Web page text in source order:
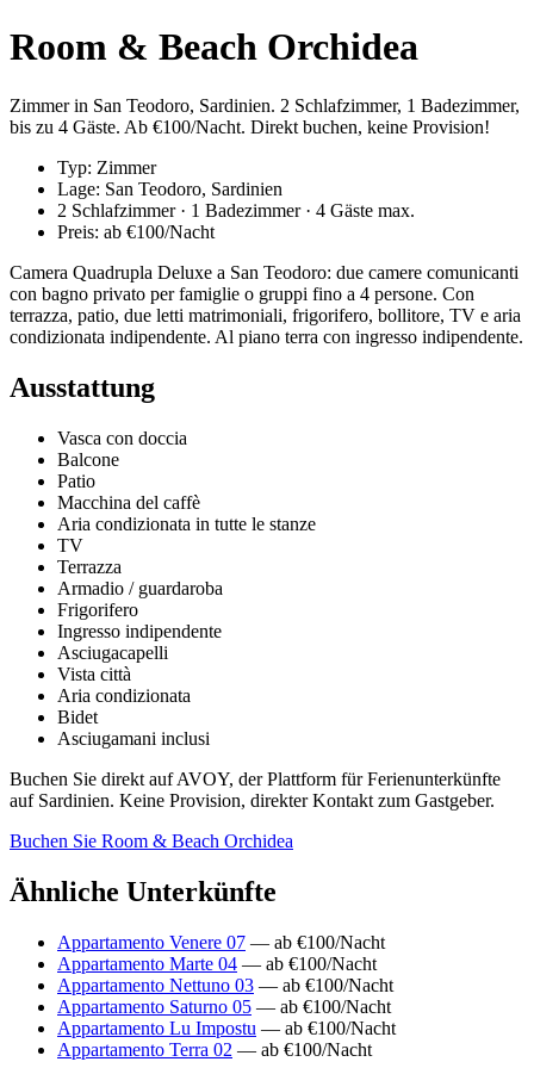
Room & Beach Orchidea
Zimmer in San Teodoro, Sardinien. 2 Schlafzimmer, 1 Badezimmer,
bis zu 4 Gäste. Ab €100/Nacht. Direkt buchen, keine Provision!
Typ: Zimmer
Lage: San Teodoro, Sardinien
2 Schlafzimmer · 1 Badezimmer · 4 Gäste max.
Preis: ab €100/Nacht
Camera Quadrupla Deluxe a San Teodoro: due camere comunicanti
con bagno privato per famiglie o gruppi fino a 4 persone. Con
terrazza, patio, due letti matrimoniali, frigorifero, bollitore, TV e aria
condizionata indipendente. Al piano terra con ingresso indipendente.
Ausstattung
Vasca con doccia
Balcone
Patio
Macchina del caffè
Aria condizionata in tutte le stanze
TV
Terrazza
Armadio / guardaroba
Frigorifero
Ingresso indipendente
Asciugacapelli
Vista città
Aria condizionata
Bidet
Asciugamani inclusi
Buchen Sie direkt auf AVOY, der Plattform für Ferienunterkünfte
auf Sardinien. Keine Provision, direkter Kontakt zum Gastgeber.
Buchen Sie Room & Beach Orchidea
Ähnliche Unterkünfte
Appartamento Venere 07 — ab €100/Nacht
Appartamento Marte 04 — ab €100/Nacht
Appartamento Nettuno 03 — ab €100/Nacht
Appartamento Saturno 05 — ab €100/Nacht
Appartamento Lu Impostu — ab €100/Nacht
Appartamento Terra 02 — ab €100/Nacht